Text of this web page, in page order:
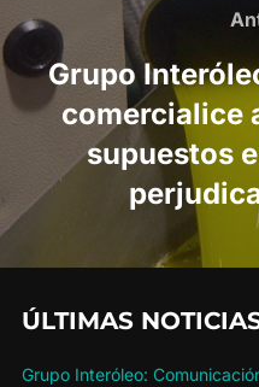
de
entradas
Grupo
comercialice
supuestos
ÚLTIMAS
Grupo Interóleo: